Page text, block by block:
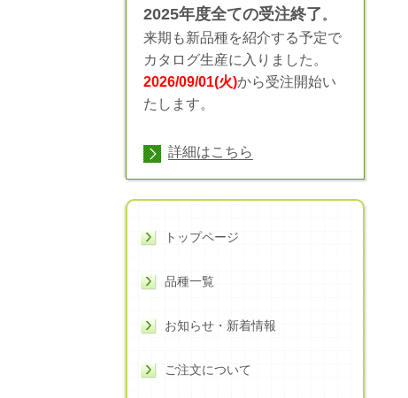
2025年度全ての受注終了。
来期も新品種を紹介する予定で
カタログ生産に入りました。
2026/09/01(火)から受注開始い
たします。
詳細はこちら
トップページ
品種一覧
お知らせ・新着情報
ご注文について